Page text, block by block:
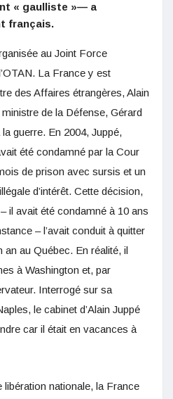
« gaulliste »— a
français.
au Joint Force
La France y est
des Affaires étrangères, Alain
de la Défense, Gérard
guerre. En 2004, Juppé,
été condamné par la Cour
de prison avec sursis et un
d’intérêt. Cette décision,
il avait été condamné à 10 ans
– l’avait conduit à quitter
an au Québec. En réalité, il
à Washington et, par
Interrogé sur sa
le cabinet d’Alain Juppé
car il était en vacances à
libération nationale, la France